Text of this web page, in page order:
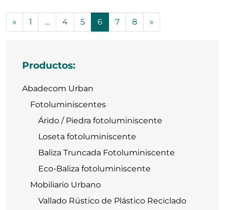
Navegación de entradas
« 1 … 4 5 6 7 8 »
Productos:
Abadecom Urban
Fotoluminiscentes
Árido / Piedra fotoluminiscente
Loseta fotoluminiscente
Baliza Truncada Fotoluminiscente
Eco-Baliza fotoluminiscente
Mobiliario Urbano
Vallado Rústico de Plástico Reciclado